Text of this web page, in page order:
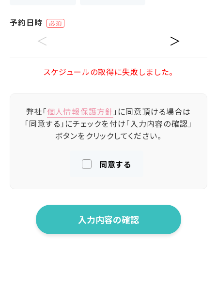
予約日時
＜ ＞
スケジュールの取得に失敗しました。
弊社「個人情報保護方針 」に同意頂ける場合は
「同意する」にチェックを付け「入力内容の確認」
ボタンをクリックしてください。
同意する
入力内容の確認